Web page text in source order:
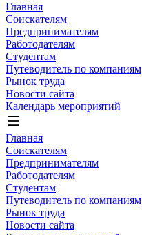
Главная
Соискателям
Предпринимателям
Работодателям
Студентам
Путеводитель по компаниям
Рынок труда
Новости сайта
Календарь мероприятий
Главная
Соискателям
Предпринимателям
Работодателям
Студентам
Путеводитель по компаниям
Рынок труда
Новости сайта